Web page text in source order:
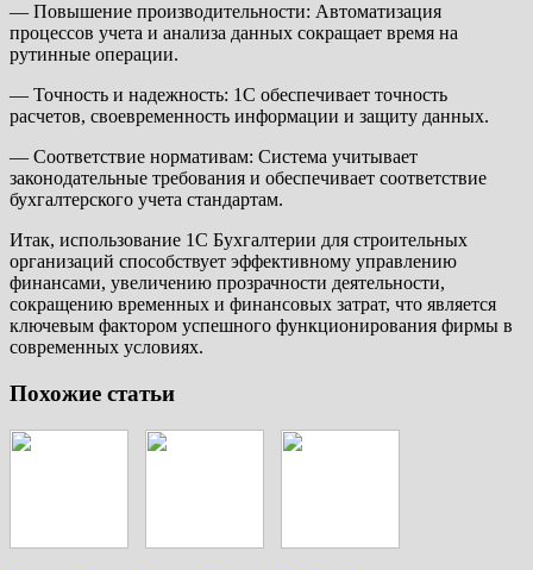
— Повышение производительности: Автоматизация
процессов учета и анализа данных сокращает время на
рутинные операции.
— Точность и надежность: 1C обеспечивает точность
расчетов, своевременность информации и защиту данных.
— Соответствие нормативам: Система учитывает
законодательные требования и обеспечивает соответствие
бухгалтерского учета стандартам.
Итак, использование 1C Бухгалтерии для строительных
организаций способствует эффективному управлению
финансами, увеличению прозрачности деятельности,
сокращению временных и финансовых затрат, что является
ключевым фактором успешного функционирования фирмы в
современных условиях.
Похожие статьи